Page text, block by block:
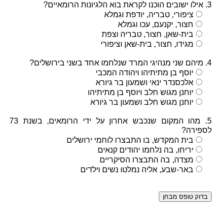
3. אילו ישובים הוכנו לקראת בוא הלגיונות הרומאיים?
ציפורי, טבריה, יודפת וגמלא
חצור, יקנעם, עכו וגמלא
בית-שאן, חצור, טבריה וצפת
מגידו, חצור, בית-שאן וציפורי
4. מיהם שני מנהיגי המרד שנלחמו אחד בשני בירושלים?
יוסף בן מתיתיהו ויהודה המכבי
אלכסנדר ינאי ושמעון בר גיורא
יוחנן מגוש חלב ויוסף בן מתיתיהו
יוחנן מגוש חלב ושמעון בר גיורא
5. מהו המקום שנכבש אחרון על ידי הרומאים, בשנת 73
לספירה?
בית המקדש, בו התבצרו לוחמי ירושלים
יריחו, בה נלחמו יהודים קנאים
מצדה, בה התבצרו הסיקריים
באר-שבע, אליה נמלטו נשים וילדים
בדוק טופס מבחן